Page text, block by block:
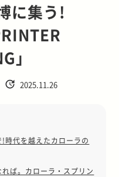
に集う!
」
2025.11.26
時代を越えたカローラの
ば。カローラ・スプリン